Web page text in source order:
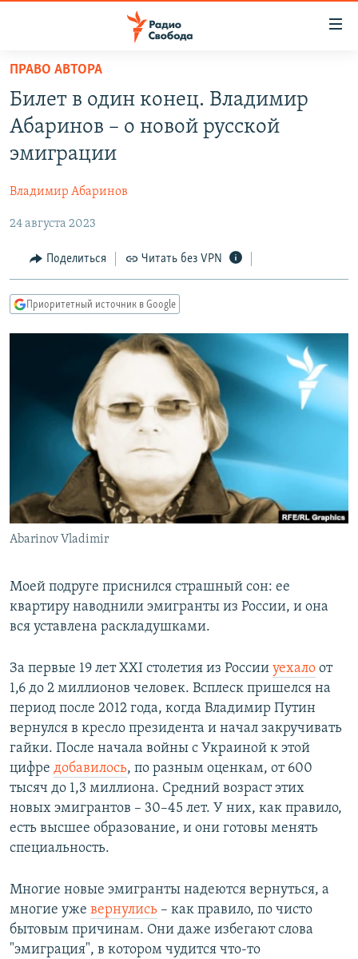
упрощенного
доступа
Вернуться
основному
Вернутся
навигации
Вернутся
поиску
ПОДКАСТЫ
АВТОРСКИЕ ПРОЕКТЫ
МНЕНИЯ
КУЛЬТУРА
IDEL.РЕАЛИИ
СЕВЕР.РЕАЛИИ
СИБИРЬ.РЕАЛИИ
РАСПИСАНИЕ ВЕЩАНИЯ
ПОДПИШИТЕСЬ НА РАССЫЛКУ
СОЦИАЛЬНЫЕ СЕТИ
ПРАВО АВТОРА
Билет в один конец. Владимир
Абаринов – о новой русской
эмиграции
Владимир Абаринов
24 августа 2023
Поделиться Читать без VPN
Приоритетный источник в Google
Abarinov Vladimir
Моей подруге приснился страшный сон: ее
квартиру наводнили эмигранты из России, и она
вся уставлена раскладушками.
За первые 19 лет XXI столетия из России уехало от
1,6 до 2 миллионов человек. Всплеск пришелся на
период после 2012 года, когда Владимир Путин
вернулся в кресло президента и начал закручивать
гайки. После начала войны с Украиной к этой
цифре добавилось, по разным оценкам, от 600
тысяч до 1,3 миллиона. Средний возраст этих
новых эмигрантов – 30–45 лет. У них, как правило,
есть высшее образование, и они готовы менять
специальность.
Многие новые эмигранты надеются вернуться, а
многие уже вернулись – как правило, по чисто
бытовым причинам. Они даже избегают слова
"эмиграция", в котором чудится что-то